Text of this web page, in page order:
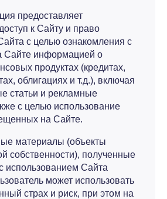
предоставляет
к Сайту и право
с целью ознакомления с
Сайте информацией о
продуктах (кредитах,
облигациях и т.д.), включая
статьи и рекламные
с целью использование
на Сайте.
материалы (объекты
собственности), полученные
использованием Сайта
может использовать
страх и риск, при этом на